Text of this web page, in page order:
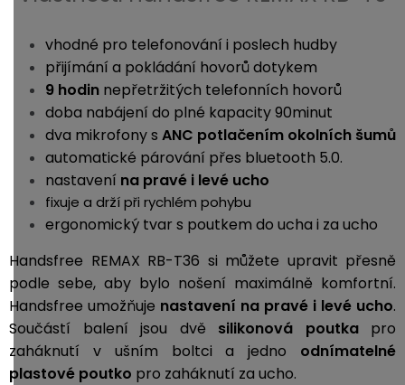
vhodné pro telefonování i poslech hudby
přijímání a pokládání hovorů dotykem
9 hodin nepřetržitých telefonních hovorů
doba nabájení do plné kapacity 90minut
dva mikrofony s ANC potlačením okolních šumů
automatické párování přes bluetooth 5.0.
nastavení na pravé i levé ucho
fixuje a drží při rychlém pohybu
ergonomický tvar s poutkem do ucha i za ucho
Handsfree REMAX RB-T36 si můžete upravit přesně
podle sebe, aby bylo nošení maximálně komfortní.
Handsfree umožňuje nastavení na pravé i levé ucho.
Součástí balení jsou dvě silikonová poutkapro
zaháknutí v ušním boltci a jedno odnímatelné
plastové poutko pro zaháknutí za ucho.